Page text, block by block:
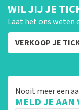
WIL JIJ JE
Laat het ons weten
VERKOOP JE
Nooit meer een
MELD JE AAN